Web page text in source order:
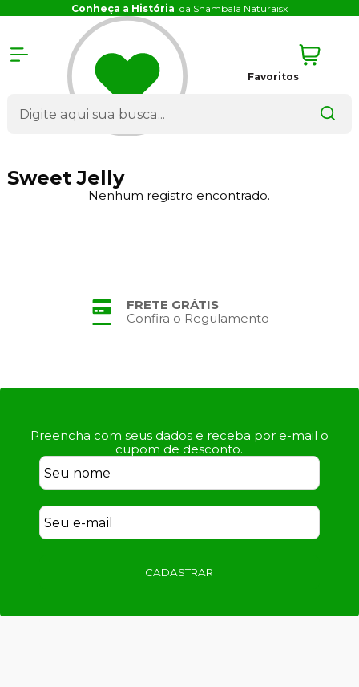
Conheça a História da Shambala Naturaisx
Favoritos
Sweet Jelly
Nenhum registro encontrado.
FRETE GRÁTIS
Confira o Regulamento
Preencha com seus dados e receba por e-mail o
cupom de desconto.
CADASTRAR